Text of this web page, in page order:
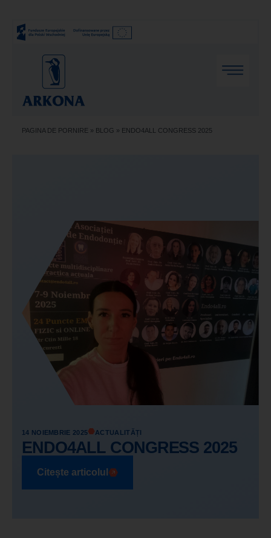
PAGINA DE PORNIRE » BLOG » ENDO4ALL CONGRESS 2025
14 NOIEMBRIE 2025 ACTUALITĂȚI
ENDO4ALL CONGRESS 2025
Citește articolul